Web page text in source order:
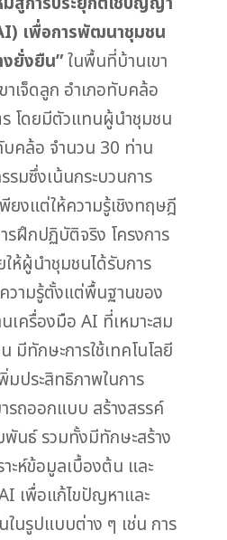
เพื่อการพัฒนาชุมชน
ยั่งยืน”ในพื้นที่บ้านเขา
าเจ็ดลูก อำเภอทับคล้อ
โดยมีตัวแทนผู้นำชุมชน
บคล้อ จำนวน 30 ท่าน
รมซึ่งเน้นกระบวนการ
พียงแต่ให้ความรู้เชิงทฤษฎี
รฝึกปฏิบัติจริง โครงการ
ให้ผู้นำชุมชนได้รับการ
ามรู้ตั้งแต่พื้นฐานของ
เครื่องมือ AI ที่เหมาะสม
มีทักษะการใช้เทคโนโลยี
มประสิทธิภาพในการ
รถออกแบบ สร้างสรรค์
พันธ์ รวมทั้งมีทักษะสร้าง
าะห์ข้อมูลเบื้องต้น และ
เพื่อแก้ไขปัญหาและ
นรูปแบบต่าง ๆ เช่น การ